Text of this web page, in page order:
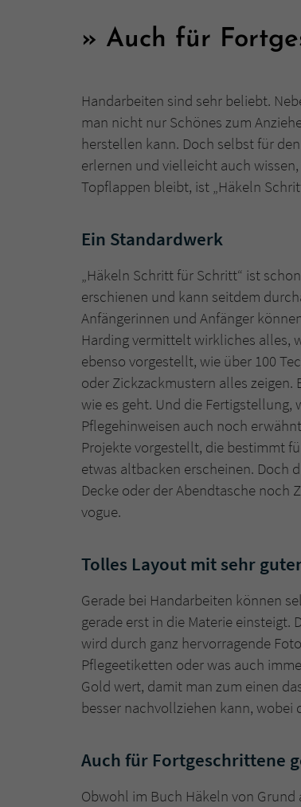
Auch für
Handarbeiten sind sehr beliebt.
man nicht nur Schönes zum
herstellen kann. Doch selbst für
erlernen und vielleicht auch
Topflappen bleibt, ist „Häkeln
Ein Standardwerk
„Häkeln Schritt für Schritt“ ist
erschienen und kann seitdem
Anfängerinnen und Anfänger
Harding vermittelt wirkliches alles,
ebenso vorgestellt, wie über 100
oder Zickzackmustern alles zeigen.
wie es geht. Und die Fertigstellung,
Pflegehinweisen auch noch
Projekte vorgestellt, die bestimmt
etwas altbacken erscheinen. Doch
Decke oder der Abendtasche noch
vogue.
Tolles Layout mit sehr
Gerade bei Handarbeiten können
gerade erst in die Materie einsteigt.
wird durch ganz hervorragende
Pflegeetiketten oder was auch
Gold wert, damit man zum einen
besser nachvollziehen kann, wobei
Auch für Fortgeschrittene
Obwohl im Buch Häkeln von